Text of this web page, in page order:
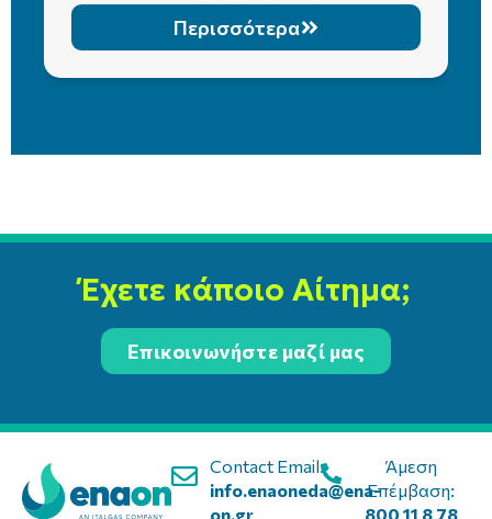
Περισσότερα
Έχετε κάποιο Αίτημα;
Επικοινωνήστε μαζί μας
Contact Email:
info.enaoneda@ena-
on.gr
Άμεση
Επέμβαση:
800 11 8 78